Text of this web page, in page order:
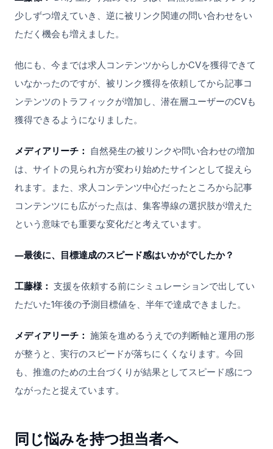
少しずつ増えていき、逆に被リンク関連の問い合わせをい
ただく機会も増えました。
他にも、今までは求人コンテンツからしかCVを獲得できて
いなかったのですが、被リンク獲得を依頼してから記事コ
ンテンツのトラフィックが増加し、潜在層ユーザーのCVも
獲得できるようになりました。
メディアリーチ：
自然発生の被リンクや問い合わせの増加
は、サイトの見られ方が変わり始めたサインとして捉えら
れます。また、求人コンテンツ中心だったところから記事
コンテンツにも広がった点は、集客導線の選択肢が増えた
という意味でも重要な変化だと考えています。
―最後に、目標達成のスピード感はいかがでしたか？
工藤様： 支援を依頼する前にシミュレーションで出してい
ただいた1年後の予測目標値を、半年で達成できました。
メディアリーチ： 施策を進めるうえでの判断軸と運用の形
が整うと、実行のスピードが落ちにくくなります。今回
も、推進のための土台づくりが結果としてスピード感につ
ながったと捉えています。
同じ悩みを持つ担当者へ